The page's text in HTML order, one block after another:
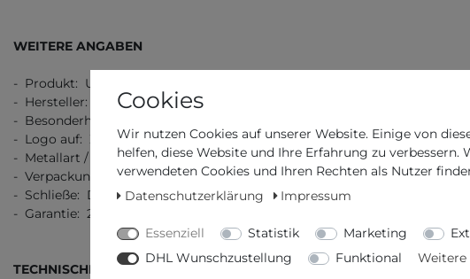
WEITERE ANGABEN
- Produkt: Uhr
- Hersteller: Swatch
- Besonderheit: Swiss Made
- Logo auf: Ziffernblatt, Boden, Schließe
- Metallart / Stempel: Edelstahl 316L
- Verpackung: Originalverpackung mit Dokumenten
- Schließe: Dornschließe
- Garantie: 2 Jahre Garantie
TECHNISCHE DATEN
Cookies
Wir nutzen Cookies auf unserer Website. Einige von
helfen, diese Website und Ihre Erfahrung zu
verwendeten Cookies und Ihren Rechten als Nutzer
Datenschutzerklärung
Impressum
Essenziell Statistik Marketing
DHL Wunschzustellung
Funktional Weitere